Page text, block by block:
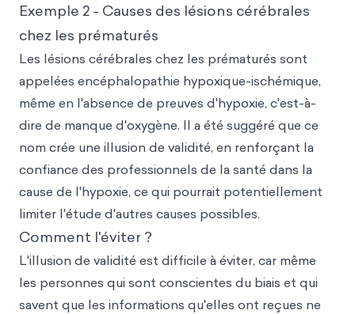
Exemple 2 - Causes des lésions cérébrales
chez les prématurés
Les lésions cérébrales chez les prématurés sont
appelées encéphalopathie hypoxique-ischémique,
même en l'absence de preuves d'hypoxie, c'est-à-
dire de manque d'oxygène. Il a été suggéré que ce
nom crée une illusion de validité, en renforçant la
confiance des professionnels de la santé dans la
cause de l'hypoxie, ce qui pourrait potentiellement
limiter l'étude d'autres causes possibles.
Comment l'éviter ?
L'illusion de validité est difficile à éviter, car même
les personnes qui sont conscientes du biais et qui
savent que les informations qu'elles ont reçues ne